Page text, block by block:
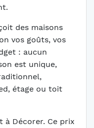
des maisons
vos goûts, vos
: aucun
est unique,
étage ou toit
à Décorer. Ce prix